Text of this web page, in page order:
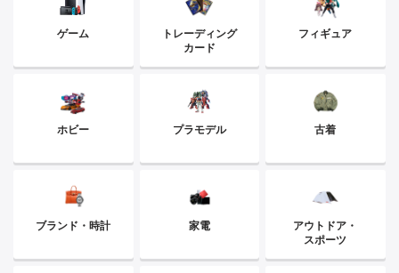
ゲーム
トレーディング
カード
フィギュア
ホビー プラモデル 古着
ブランド・時計 家電
アウトドア・
スポーツ